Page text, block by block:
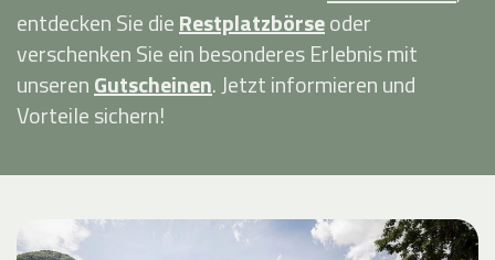
entdecken Sie dieRestplatzbörseoder
verschenken Sie ein besonderes Erlebnis mit
unserenGutscheinen. Jetzt informieren und
Vorteile sichern!